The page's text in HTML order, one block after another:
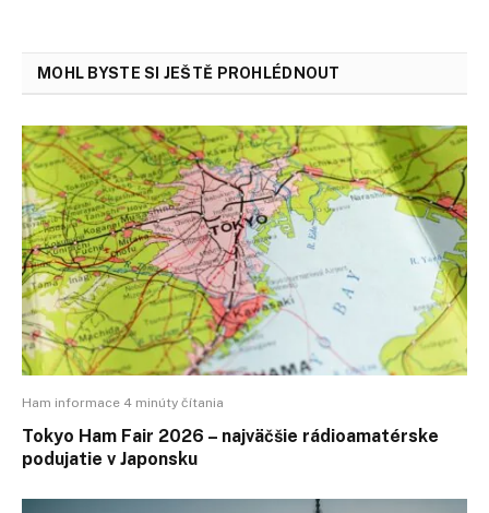
MOHL BYSTE SI JEŠTĚ PROHLÉDNOUT
Ham informace 4 minúty čítania
Tokyo Ham Fair 2026 – najväčšie rádioamatérske
podujatie v Japonsku